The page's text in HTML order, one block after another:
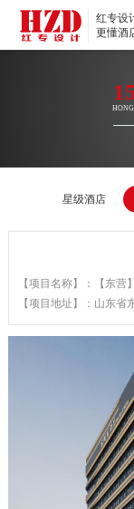
红专设
更懂酒
星级酒店
【项目名称】：【东营
【项目地址】：山东省